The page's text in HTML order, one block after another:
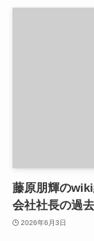
藤原朋輝の
会社社長の過
2026年6月3日